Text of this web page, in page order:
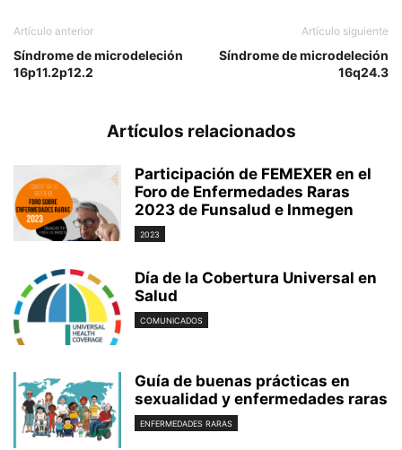
Artículo anterior
Síndrome de microdeleción
16p11.2p12.2
Artículo siguiente
Síndrome de microdeleción
16q24.3
Artículos relacionados
Participación de FEMEXER en el
Foro de Enfermedades Raras
2023 de Funsalud e Inmegen
2023
Día de la Cobertura Universal en
Salud
COMUNICADOS
Guía de buenas prácticas en
sexualidad y enfermedades raras
ENFERMEDADES RARAS